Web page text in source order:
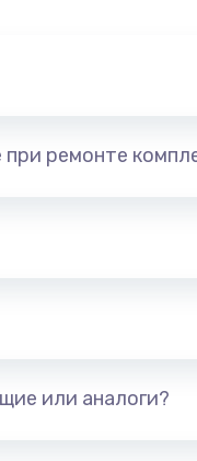
при ремонте
или аналоги?